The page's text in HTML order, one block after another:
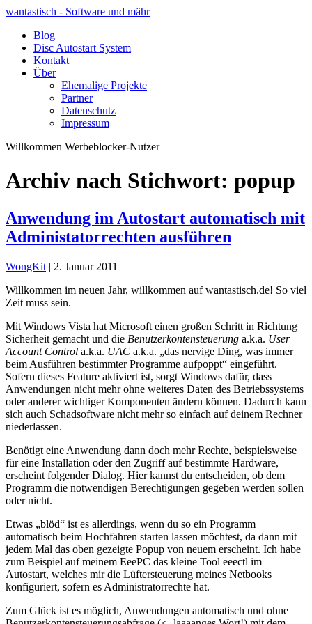
wantastisch - Software und mähr
Blog
Disc Autostart System
Kontakt
Über
Ehemalige Projekte
Partner
Datenschutz
Impressum
Willkommen Werbeblocker-Nutzer
Archiv nach Stichwort: popup
Anwendung im Autostart automatisch mit
Administatorrechten ausführen
WongKit | 2. Januar 2011
Willkommen im neuen Jahr, willkommen auf wantastisch.de! So viel
Zeit muss sein.
Mit Windows Vista hat Microsoft einen großen Schritt in Richtung
Sicherheit gemacht und die Benutzerkontensteuerung a.k.a. User
Account Control a.k.a. UAC a.k.a. „das nervige Ding, was immer
beim Ausführen bestimmter Programme aufpoppt“ eingeführt.
Sofern dieses Feature aktiviert ist, sorgt Windows dafür, dass
Anwendungen nicht mehr ohne weiteres Daten des Betriebssystems
oder anderer wichtiger Komponenten ändern können. Dadurch kann
sich auch Schadsoftware nicht mehr so einfach auf deinem Rechner
niederlassen.
Benötigt eine Anwendung dann doch mehr Rechte, beispielsweise
für eine Installation oder den Zugriff auf bestimmte Hardware,
erscheint folgender Dialog. Hier kannst du entscheiden, ob dem
Programm die notwendigen Berechtigungen gegeben werden sollen
oder nicht.
Etwas „blöd“ ist es allerdings, wenn du so ein Programm
automatisch beim Hochfahren starten lassen möchtest, da dann mit
jedem Mal das oben gezeigte Popup von neuem erscheint. Ich habe
zum Beispiel auf meinem EeePC das kleine Tool eeectl im
Autostart, welches mir die Lüftersteuerung meines Netbooks
konfiguriert, sofern es Administratorrechte hat.
Zum Glück ist es möglich, Anwendungen automatisch und ohne